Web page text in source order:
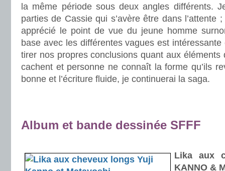
la même période sous deux angles différents.
parties de Cassie qui s’avère être dans l’attente
apprécié le point de vue du jeune homme
base avec les différentes vagues est
tirer nos propres conclusions quant aux éléments
cachent et personne ne connaît la forme qu’ils
bonne et l’écriture fluide, je continuerai la saga.
Album et bande dessinée SFFF
Lika aux
KANNO &